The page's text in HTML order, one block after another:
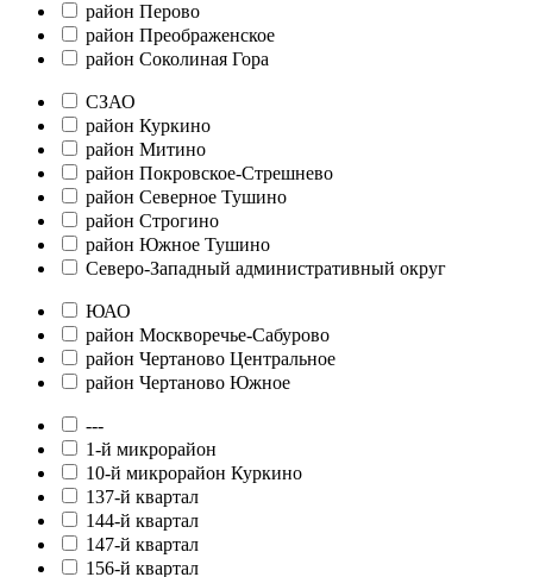
район Перово
район Преображенское
район Соколиная Гора
СЗАО
район Куркино
район Митино
район Покровское-Стрешнево
район Северное Тушино
район Строгино
район Южное Тушино
Северо-Западный административный округ
ЮАО
район Москворечье-Сабурово
район Чертаново Центральное
район Чертаново Южное
---
1-й микрорайон
10-й микрорайон Куркино
137-й квартал
144-й квартал
147-й квартал
156-й квартал